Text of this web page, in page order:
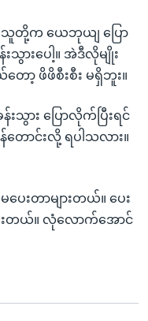
ာ့ သူတို့က ယေဘုယျ ပြော
ားပေါ့။ အဲဒီလိုမျိုး
ော့ ဖိဖိစီးစီး မရှိဘူး။
းသွား ပြောလိုက်ပြီးရင်
ောင်းလို့ ရပါသလား။
ပေးတာများတယ်။ ပေး
တယ်။ လုံလောက်အောင်